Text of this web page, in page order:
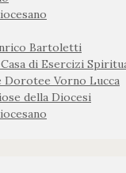
Bartoletti
di Esercizi
Dorotee Vorno Lucca
della Diocesi